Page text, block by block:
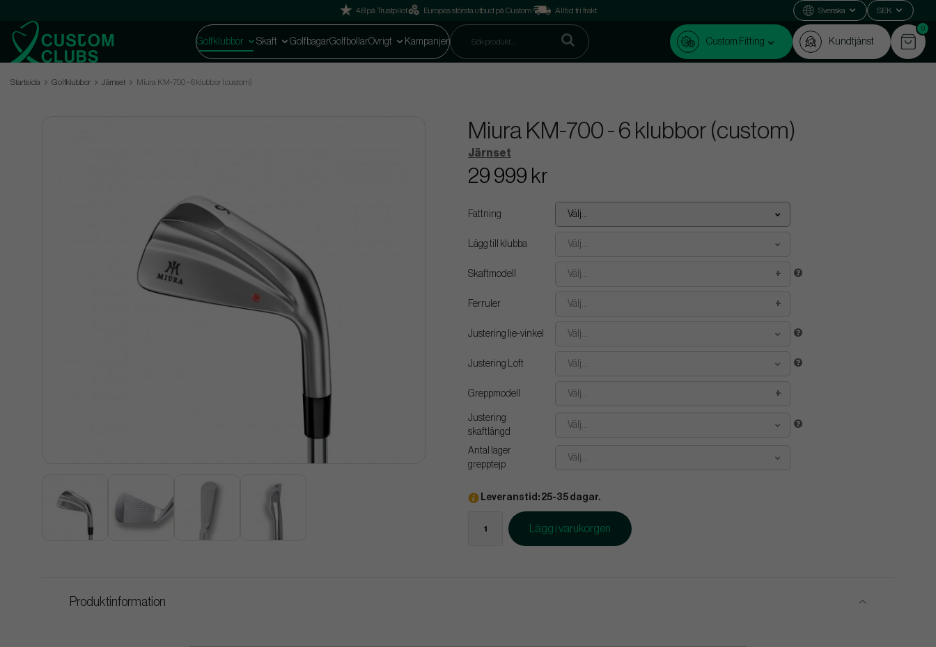
4.8 på Trustpilot Europas största utbud på Custom Alltid fri frakt Svenska SEK
Golfklubbor Skaft GolfbagarGolfbollarÖvrigt Kampanjer Custom Fitting Kundtjänst
0
Startsida Golfklubbor Järnset Miura KM-700 - 6 klubbor (custom)
Miura KM-700 - 6 klubbor (custom)
Järnset
29 999 kr
Fattning Välj...
Lägg till klubba Välj...
Skaftmodell Välj...
Ferruler Välj...
Justering lie-vinkel Välj...
Justering Loft Välj...
Greppmodell Välj...
Justering
skaftlängd
Välj...
Antal lager
grepptejp
Välj...
Leveranstid: 25-35 dagar.
Lägg i varukorgen
Produktinformation